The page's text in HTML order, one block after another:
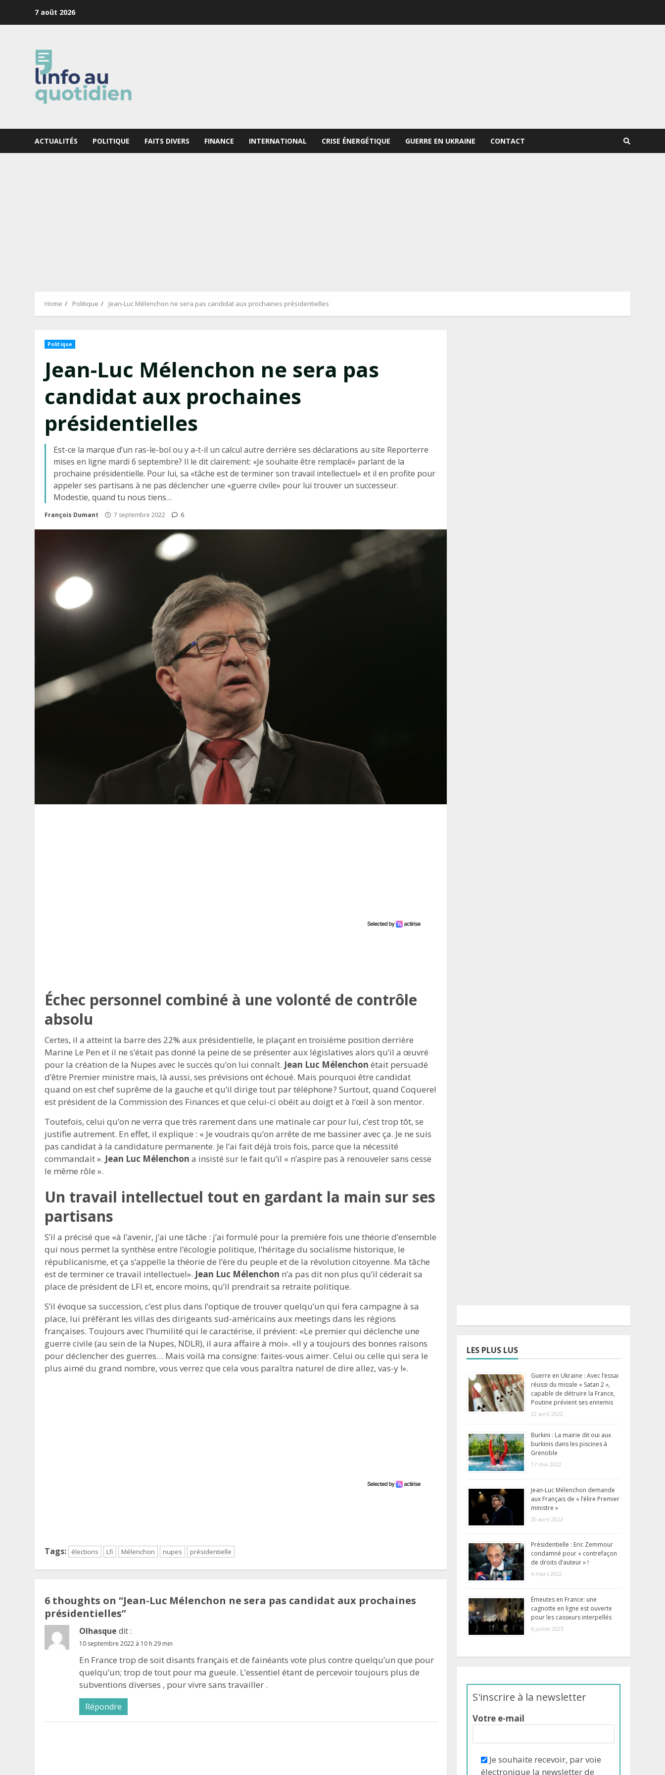
7 août 2026
ACTUALITÉS POLITIQUE FAITS DIVERS FINANCE INTERNATIONAL CRISE ÉNERGÉTIQUE GUERRE EN UKRAINE CONTACT
Home Politique Jean-Luc Mélenchon ne sera pas candidat aux prochaines présidentielles
Politique
Jean-Luc Mélenchon ne sera pas
candidat aux prochaines
présidentielles
Est-ce la marque d’un ras-le-bol ou y a-t-il un calcul autre derrière ses déclarations au site Reporterre
mises en ligne mardi 6 septembre? Il le dit clairement: «Je souhaite être remplacé» parlant de la
prochaine présidentielle. Pour lui, sa «tâche est de terminer son travail intellectuel» et il en profite pour
appeler ses partisans à ne pas déclencher une «guerre civile» pour lui trouver un successeur.
Modestie, quand tu nous tiens…
François Dumant 7 septembre 2022 6
Échec personnel combiné à une volonté de contrôle
absolu
Certes, il a atteint la barre des 22% aux présidentielle, le plaçant en troisième position derrière
Marine Le Pen et il ne s’était pas donné la peine de se présenter aux législatives alors qu’il a œuvré
pour la création de la Nupes avec le succès qu’on lui connaît. Jean Luc Mélenchon était persuadé
d’être Premier ministre mais, là aussi, ses prévisions ont échoué. Mais pourquoi être candidat
quand on est chef suprême de la gauche et qu’il dirige tout par téléphone ? Surtout, quand Coquerel
est président de la Commission des Finances et que celui-ci obéit au doigt et à l’œil à son mentor.
Toutefois, celui qu’on ne verra que très rarement dans une matinale car pour lui, c’est trop tôt, se
justifie autrement. En effet, il explique : « Je voudrais qu’on arrête de me bassiner avec ça. Je ne suis
pas candidat à la candidature permanente. Je l’ai fait déjà trois fois, parce que la nécessité
commandait ». Jean Luc Mélenchon a insisté sur le fait qu’il « n’aspire pas à renouveler sans cesse
le même rôle ».
Un travail intellectuel tout en gardant la main sur ses
partisans
S’il a précisé que «à l’avenir, j’ai une tâche : j’ai formulé pour la première fois une théorie d’ensemble
qui nous permet la synthèse entre l’écologie politique, l’héritage du socialisme historique, le
républicanisme, et ça s’appelle la théorie de l’ère du peuple et de la révolution citoyenne. Ma tâche
est de terminer ce travail intellectuel». Jean Luc Mélenchon n’a pas dit non plus qu’il céderait sa
place de président de LFI et, encore moins, qu’il prendrait sa retraite politique.
S’il évoque sa succession, c’est plus dans l’optique de trouver quelqu’un qui fera campagne à sa
place, lui préférant les villas des dirigeants sud-américains aux meetings dans les régions
françaises. Toujours avec l’humilité qui le caractérise, il prévient: «Le premier qui déclenche une
guerre civile (au sein de la Nupes, NDLR), il aura affaire à moi». «Il y a toujours des bonnes raisons
pour déclencher des guerres… Mais voilà ma consigne: faites-vous aimer. Celui ou celle qui sera le
plus aimé du grand nombre, vous verrez que cela vous paraîtra naturel de dire allez, vas-y !».
Tags: élections Lfi Mélenchon nupes présidentielle
6 thoughts on “Jean-Luc Mélenchon ne sera pas candidat aux prochaines
présidentielles”
Olhasque dit :
10 septembre 2022 à 10 h 29 min
En France trop de soit disants français et de fainéants vote plus contre quelqu’un que pour
quelqu’un; trop de tout pour ma gueule. L’essentiel étant de percevoir toujours plus de
subventions diverses , pour vivre sans travailler .
Répondre
LES PLUS LUS
Guerre en Ukraine : Avec l’essai
réussi du missile « Satan 2 »,
capable de détruire la France,
Poutine prévient ses ennemis
22 avril 2022
Burkini : La mairie dit oui aux
burkinis dans les piscines à
Grenoble
17 mai 2022
Jean-Luc Mélenchon demande
aux Français de « l’élire Premier
ministre »
20 avril 2022
Présidentielle : Eric Zemmour
condamné pour « contrefaçon
de droits d’auteur » !
4 mars 2022
Émeutes en France: une
cagnotte en ligne est ouverte
pour les casseurs interpellés
6 juillet 2023
S'inscrire à la newsletter
Votre e-mail
Je souhaite recevoir, par voie
électronique la newsletter de